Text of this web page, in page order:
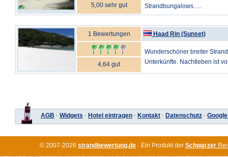
Strandbungalows. ...
5,00 sehr gut
1 Bewertungen Haad Rin (Sunset)
Wunderschöner breiter
Unterkünfte. Nachtleben ist
4,64 gut
AGB · Widgets · Hotel eintragen · Kontakt · Datenschutz ·
© 2007-2026 strandbewertung.de · Ein Produkt der Schwarzer